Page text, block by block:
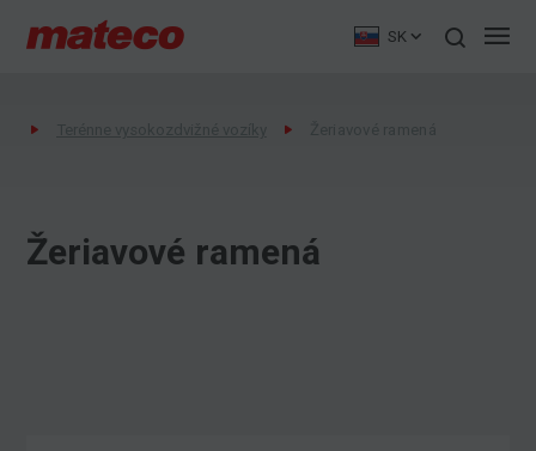
SK
Žeriavové ramená